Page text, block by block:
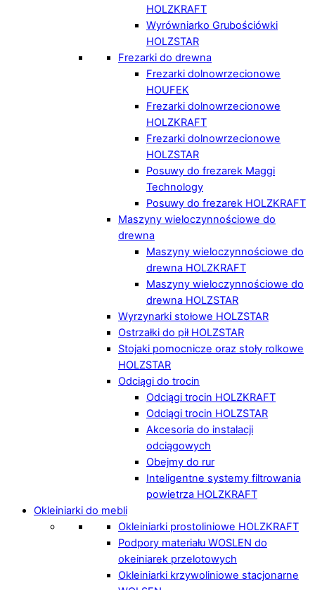
HOLZKRAFT
Wyrówniarko Grubościówki
HOLZSTAR
Frezarki do drewna
Frezarki dolnowrzecionowe
HOUFEK
Frezarki dolnowrzecionowe
HOLZKRAFT
Frezarki dolnowrzecionowe
HOLZSTAR
Posuwy do frezarek Maggi
Technology
Posuwy do frezarek HOLZKRAFT
Maszyny wieloczynnościowe do
drewna
Maszyny wieloczynnościowe do
drewna HOLZKRAFT
Maszyny wieloczynnościowe do
drewna HOLZSTAR
Wyrzynarki stołowe HOLZSTAR
Ostrzałki do pił HOLZSTAR
Stojaki pomocnicze oraz stoły rolkowe
HOLZSTAR
Odciągi do trocin
Odciągi trocin HOLZKRAFT
Odciągi trocin HOLZSTAR
Akcesoria do instalacji
odciągowych
Obejmy do rur
Inteligentne systemy filtrowania
powietrza HOLZKRAFT
Okleiniarki do mebli
Okleiniarki prostoliniowe HOLZKRAFT
Podpory materiału WOSLEN do
okeiniarek przelotowych
Okleiniarki krzywoliniowe stacjonarne